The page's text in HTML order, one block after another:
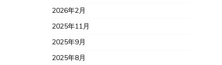
2026年2月
2025年11月
2025年9月
2025年8月